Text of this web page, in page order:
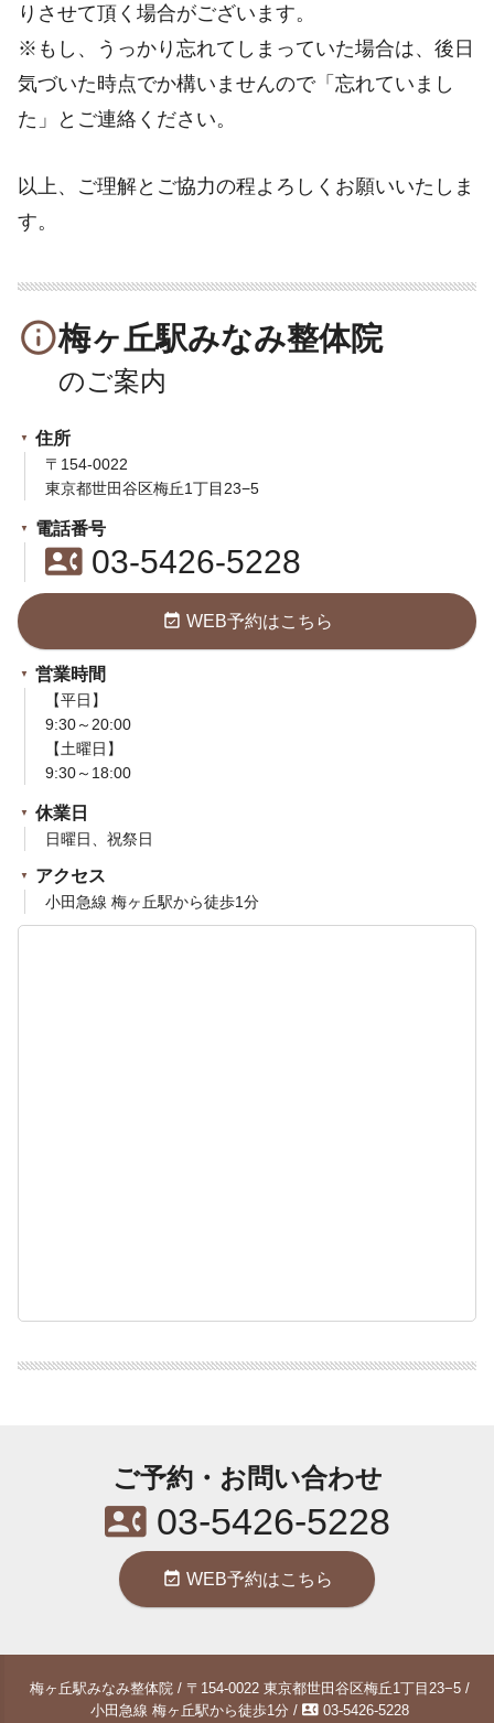
りさせて頂く場合がございます。
※もし、うっかり忘れてしまっていた場合は、後日
気づいた時点でか構いませんので「忘れていまし
た」とご連絡ください。
以上、ご理解とご協力の程よろしくお願いいたしま
す。
info_outline梅ヶ丘駅みなみ整体院
住所
〒154-0022
東京都世田谷区梅丘1丁目23−5
電話番号
contact_phone03-5426-5228
event_available WEB予約はこちら
営業時間
【平日】
9:30～20:00
【土曜日】
9:30～18:00
休業日
日曜日、祝祭日
アクセス
小田急線 梅ヶ丘駅から徒歩1分
ご予約・お問い合わせ
contact_phone03-5426-5228
event_available WEB予約はこちら
梅ヶ丘駅みなみ整体院 / 〒154-0022 東京都世田谷区梅丘1丁目23−5 /
小田急線 梅ヶ丘駅から徒歩1分 / contact_phone03-5426-5228